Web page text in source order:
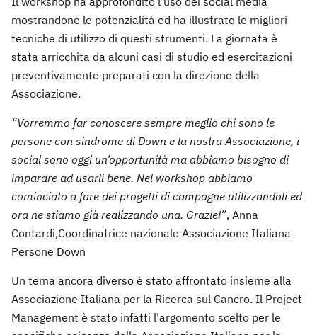
mostrandone le potenzialità ed ha illustrato le migliori
tecniche di utilizzo di questi strumenti. La giornata è
stata arricchita da alcuni casi di studio ed esercitazioni
preventivamente preparati con la direzione della
Associazione.
“Vorremmo far conoscere sempre meglio chi sono le
persone con sindrome di Down e la nostra Associazione, i
social sono oggi un’opportunità ma abbiamo bisogno di
imparare ad usarli bene. Nel workshop abbiamo
cominciato a fare dei progetti di campagne utilizzandoli ed
ora ne stiamo già realizzando una. Grazie!”, Anna
Contardi,Coordinatrice nazionale Associazione Italiana
Persone Down
Un tema ancora diverso è stato affrontato insieme alla
Associazione Italiana per la Ricerca sul Cancro. Il Project
Management è stato infatti l'argomento scelto per le